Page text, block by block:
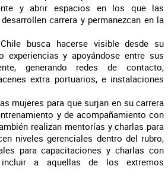
y abrir espacios en los que las
carrera y permanezcan en la
busca hacerse visible desde su
experiencias y apoyándose entre sus
generando redes de contacto,
extra portuarios, e instalaciones
mujeres para que surjan en su carrera
y de acompañamiento con
realizan mentorías y charlas para
niveles gerenciales dentro del rubro,
para capacitaciones y charlas con
a aquellas de los extremos